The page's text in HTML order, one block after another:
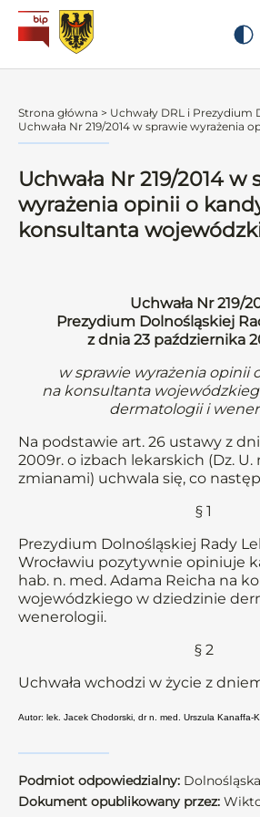
Strona główna > Uchwały DRL i Prezydium
Uchwała Nr 219/2014 w sprawie wyrażenia
Uchwała Nr 219/2014 w
wyrażenia opinii o
konsultanta
Uchwała Nr 219/
Prezydium Dolnośląskiej
z dnia 23 października
w sprawie wyrażenia opinii
na konsultanta
dermatologii i
Na podstawie art. 26 ustawy z
2009r. o izbach lekarskich (Dz. U.
zmianami) uchwala się, co
§ 1
Prezydium Dolnośląskiej Rady
Wrocławiu pozytywnie opiniuje
hab. n. med. Adama Reicha na
wojewódzkiego w dziedzinie
wenerologii.
§ 2
Uchwała wchodzi w życie z
Autor: lek. Jacek Chodorski, dr n. med. Urszula Kanaffa-
Podmiot odpowiedzialny:
Dokument opublikowany przez: